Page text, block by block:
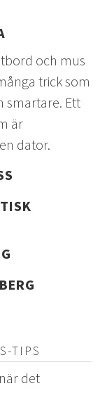
och mus
trick som
smartare. Ett
är
dator.
TIPS
det